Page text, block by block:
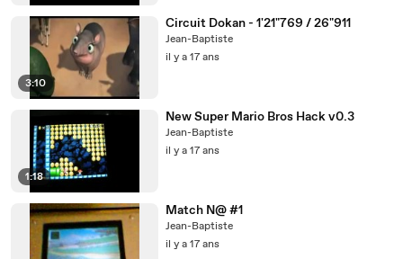
3:10
Circuit Dokan - 1'21"769 / 26"911
Jean-Baptiste
il y a 17 ans
1:18
New Super Mario Bros Hack v0.3
Jean-Baptiste
il y a 17 ans
Match N@ #1
Jean-Baptiste
il y a 17 ans